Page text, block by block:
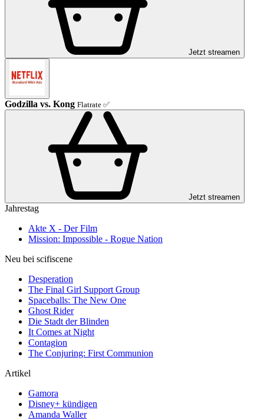
Jetzt streamen
Godzilla vs. Kong Flatrate ✅
Jetzt streamen
Jahrestag
Akte X - Der Film
Mission: Impossible - Rogue Nation
Neu bei scifiscene
Desperation
The Final Girl Support Group
Spaceballs: The New One
Ghost Rider
Die Stadt der Blinden
It Comes at Night
Contagion
The Conjuring: First Communion
Artikel
Gamora
Disney+ kündigen
Amanda Waller